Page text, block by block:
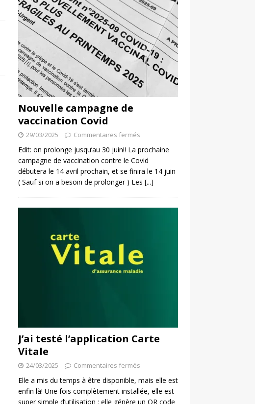
Nouvelle campagne de
vaccination Covid
29/03/2025 Commentaires fermés
Edit: on prolonge jusqu’au 30 juin!! La prochaine
campagne de vaccination contre le Covid
débutera le 14 avril prochain, et se finira le 14 juin
( Sauf si on a besoin de prolonger ) Les [...]
J’ai testé l’application Carte
Vitale
24/03/2025 Commentaires fermés
Elle a mis du temps à être disponible, mais elle est
enfin là! Une fois complètement installée, elle est
super simple d’utilisation : elle génère un QR code